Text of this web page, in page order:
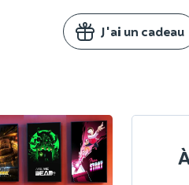
J'ai un cadeau